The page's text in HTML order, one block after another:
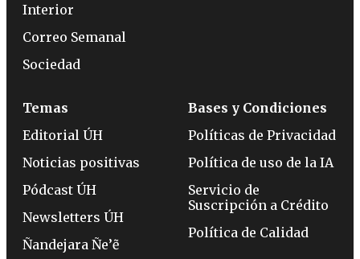
Interior
Correo Semanal
Sociedad
Temas
Editorial ÚH
Noticias positivas
Pódcast ÚH
Newsletters ÚH
Ñandejara Ñe’ẽ
Bases y Condiciones
Políticas de Privacidad
Política de uso de la IA
Servicio de
Suscripción a Crédito
Política de Calidad